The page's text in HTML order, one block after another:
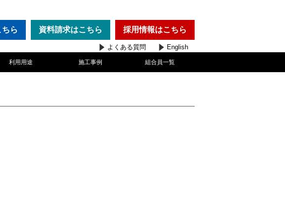
ちら 資料請求はこちら 採用情報はこちら
よくある質問 English
利用用途 施工事例 組合員一覧